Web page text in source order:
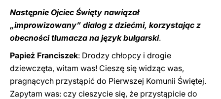
Następnie Ojciec Święty nawiązał
„improwizowany” dialog z dziećmi, korzystając z
obecności tłumacza na język bułgarski.
Papież Franciszek: Drodzy chłopcy i drogie
dziewczęta, witam was! Cieszę się widząc was,
pragnących przystąpić do Pierwszej Komunii Świętej.
Zapytam was: czy cieszycie się, że przystąpicie do